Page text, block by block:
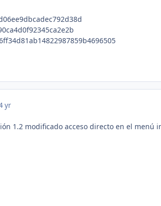
yr
1.2 modificado acceso directo en el menú